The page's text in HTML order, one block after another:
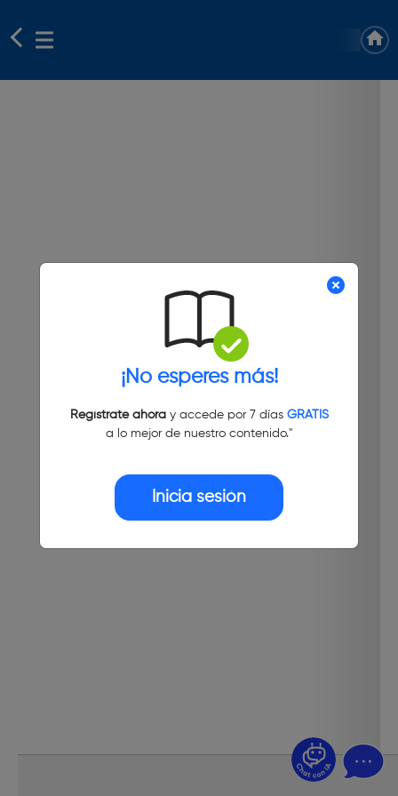
¡No esperes más!
Regístrate ahoray accede por 7 días GRATIS
a lo mejor de nuestro contenido."
Inicia sesión